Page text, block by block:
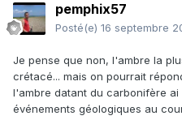
pemphix57
Posté(e) 16 septembre
Je pense que non, l'ambre la
crétacé... mais on pourrait
l'ambre datant du carbonifère
événements géologiques au